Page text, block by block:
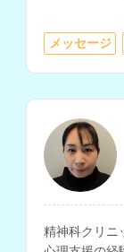
に対応され
メッセージ
精神科クリニ